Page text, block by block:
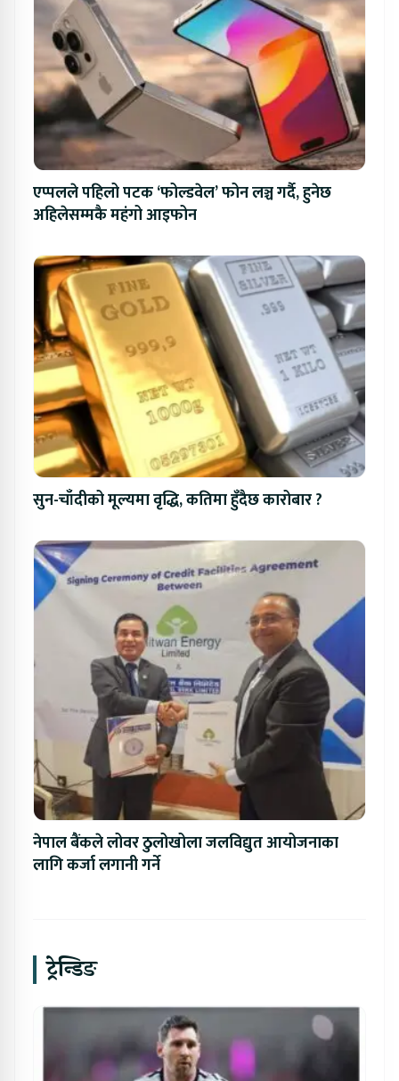
एप्पलले पहिलो पटक ‘फोल्डवेल’ फोन लञ्च गर्दै, हुनेछ
अहिलेसम्मकै महंगो आइफोन
सुन-चाँदीको मूल्यमा वृद्धि, कतिमा हुँदैछ कारोबार ?
नेपाल बैंकले लोवर ठुलोखोला जलविद्युत आयोजनाका
लागि कर्जा लगानी गर्ने
ट्रेन्डिङ